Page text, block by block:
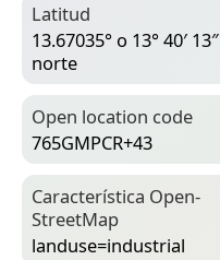
Latitud
13.67035° o 13° 40′ 13″
norte
Open location code
765GMPCR+43
Característica Open­
Street­Map
landuse=­industrial